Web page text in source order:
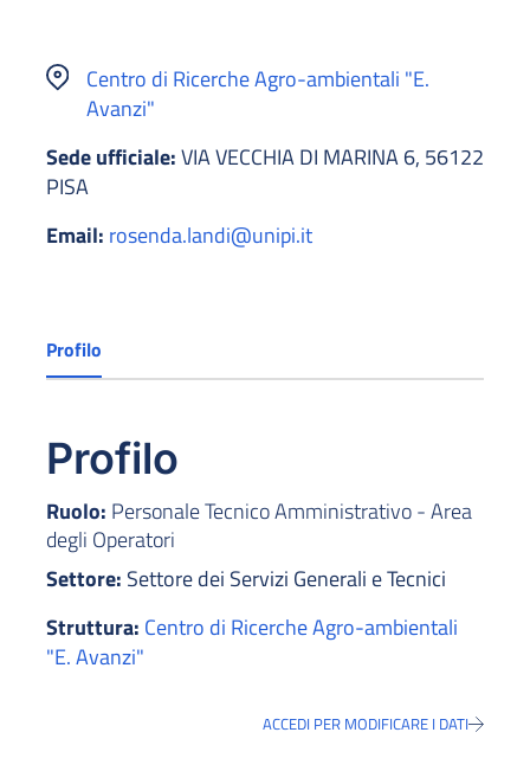
Centro di Ricerche Agro-ambientali "E.
Avanzi"
Sede ufficiale:VIA VECCHIA DI MARINA 6, 56122
PISA
Email: rosenda.landi@unipi.it
Profilo
Profilo
Ruolo: Personale Tecnico Amministrativo - Area
degli Operatori
Settore: Settore dei Servizi Generali e Tecnici
Struttura: Centro di Ricerche Agro-ambientali
"E. Avanzi"
ACCEDI PER MODIFICARE I DATI